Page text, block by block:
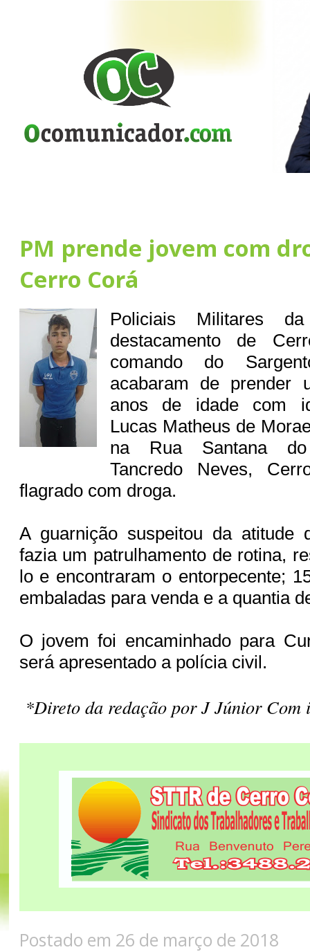
PM prende jovem com
Cerro Corá
Policiais Militares
destacamento de
comando do
acabaram de prender
anos de idade com
Lucas Matheus de
na Rua Santana
Tancredo Neves,
flagrado com droga.
A guarnição suspeitou da atitude
fazia um patrulhamento de rotina,
lo e encontraram o entorpecente;
embaladas para venda e a quantia
O jovem foi encaminhado para
será apresentado a polícia civil.
*Direto da redação por J Júnior Com
Postado em 26 de março de 2018